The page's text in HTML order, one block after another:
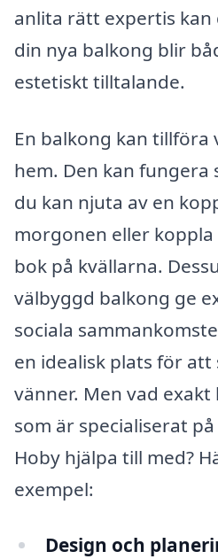
anlita rätt expertis kan
din nya balkong blir
estetiskt tilltalande.
En balkong kan
hem. Den kan
du kan njuta av en
morgonen eller koppla
bok på kvällarna.
välbyggd balkong ge
sociala
en idealisk plats för att
vänner. Men vad
som är specialiserat
Hoby hjälpa till med?
exempel:
Design och